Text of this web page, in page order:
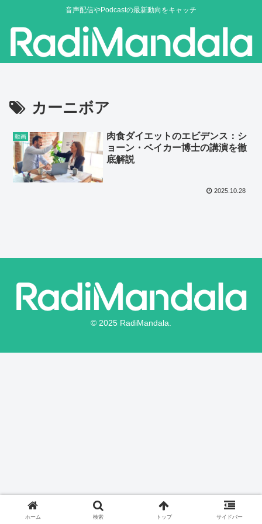
音声配信やPodcastの最新動向をキャッチ
カーニボア
動画
肉食ダイエットのエビデンス：シ
ョーン・ベイカー博士の講演を徹
底解説
2025.10.28
© 2025 RadiMandala.
ホーム 検索 トップ サイドバー